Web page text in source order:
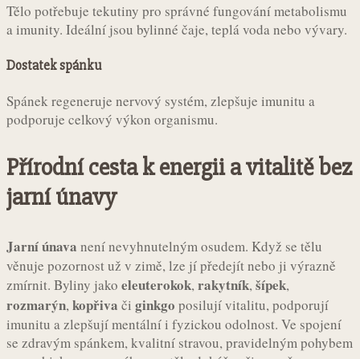
Tělo potřebuje tekutiny pro správné fungování metabolismu
a imunity. Ideální jsou bylinné čaje, teplá voda nebo vývary.
Dostatek spánku
Spánek regeneruje nervový systém, zlepšuje imunitu a
podporuje celkový výkon organismu.
Přírodní cesta k energii a vitalitě bez
jarní únavy
Jarní únava není nevyhnutelným osudem. Když se tělu
věnuje pozornost už v zimě, lze jí předejít nebo ji výrazně
zmírnit. Byliny jako eleuterokok,rakytník,šípek,
rozmarýn,kopřiva či ginkgo posilují vitalitu, podporují
imunitu a zlepšují mentální i fyzickou odolnost. Ve spojení
se zdravým spánkem, kvalitní stravou, pravidelným pohybem